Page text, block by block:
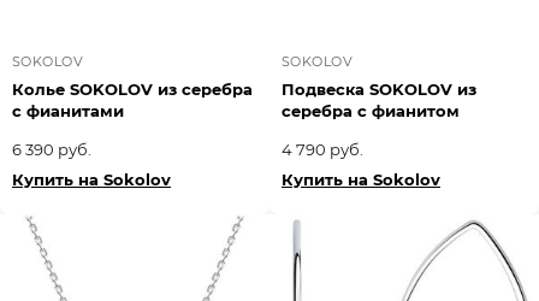
SOKOLOV
Колье SOKOLOV из серебра
с фианитами
6 390 руб.
Купить на Sokolov
SOKOLOV
Подвеска SOKOLOV из
серебра с фианитом
4 790 руб.
Купить на Sokolov